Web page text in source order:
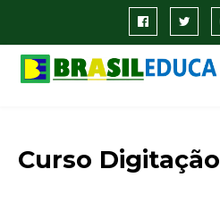
Curso Digitação